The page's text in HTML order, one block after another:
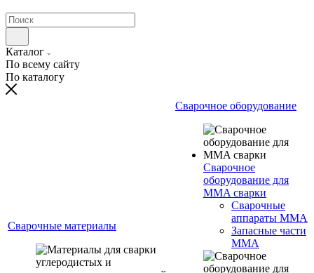
Каталог
По всему сайту
По каталогу
Сварочные материалы
Сварочное оборудование
Сварочное
оборудование для
MMA сварки
Сварочные
аппараты MMA
Запасные части
MMA